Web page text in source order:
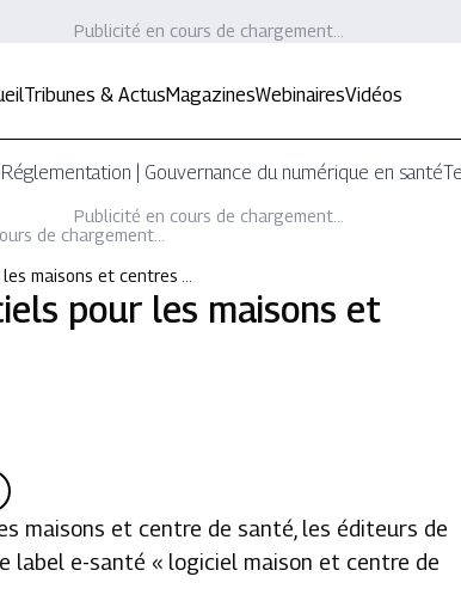
Publicité en cours de chargement...
Tribunes & ActusMagazinesWebinairesVidéos
Réglementation | Gouvernance du numérique en santé
Publicité en cours de chargement...
de chargement...
maisons et centres …
pour les maisons et
maisons et centre de santé, les éditeurs de
label e-santé « logiciel maison et centre de